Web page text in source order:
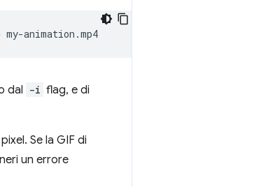
dal -i flag, e di
Se la GIF di
un errore